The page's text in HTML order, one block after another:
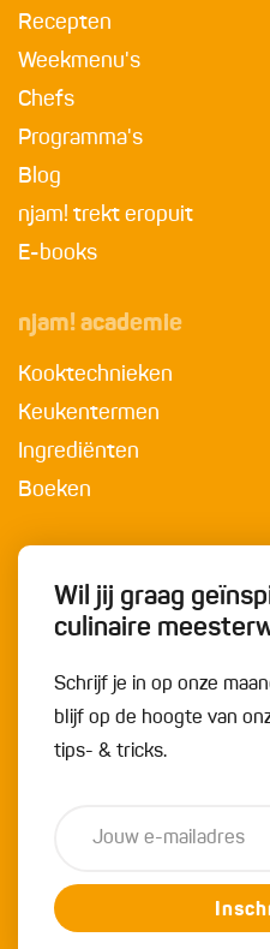
Recepten
Weekmenu's
Chefs
Programma's
Blog
njam! trekt eropuit
E-books
njam! academie
Kooktechnieken
Keukentermen
Ingrediënten
Boeken
Wil jij graag
culinaire
Schrijf je in op onze
blijf op de hoogte van
tips- & tricks.